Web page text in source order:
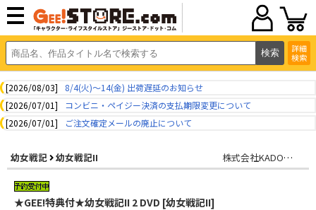
詳細
検索
[2026/08/03]
8/4(火)～14(金) 出荷遅延のお知らせ
[2026/07/01]
コンビニ・ペイジー決済の支払期限変更について
[2026/07/01]
ご注文確定メールの廃止について
幼女戦記 幼女戦記II 株式会社KADOKAWA
★GEE!特典付★幼女戦記II 2 DVD [幼女戦記II]